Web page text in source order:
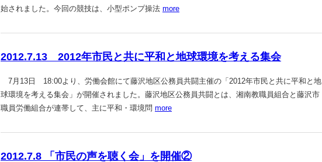
始されました。今回の競技は、小型ポンプ操法 more
2012.7.13 2012年市民と共に平和と地球環境を考える集会
7月13日 18:00より、労働会館にて藤沢地区公務員共闘主催の「2012年市民と共に平和と地
球環境を考える集会」が開催されました。藤沢地区公務員共闘とは、湘南教職員組合と藤沢市
職員労働組合が連帯して、主に平和・環境問 more
2012.7.8 「市民の声を聴く会」を開催②